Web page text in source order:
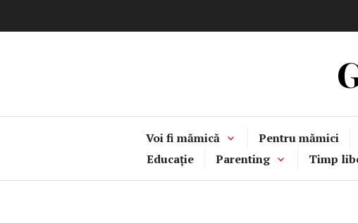
la
Voi fi mămică Pentru mămici
Educație
Parenting Timp